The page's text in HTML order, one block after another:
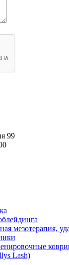
99
мезотерапия,
Lash)